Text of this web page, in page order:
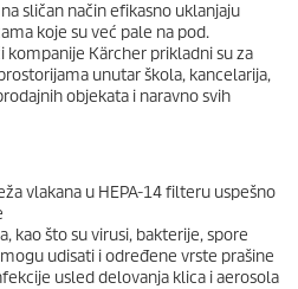
sličan način efikasno uklanjaju
koje su već pale na pod.
kompanije Kärcher prikladni su za
unutar škola, kancelarija,
objekata i naravno svih
vlakana u HEPA-14 filteru uspešno
kao što su virusi, bakterije, spore
udisati i određene vrste prašine
usled delovanja klica i aerosola